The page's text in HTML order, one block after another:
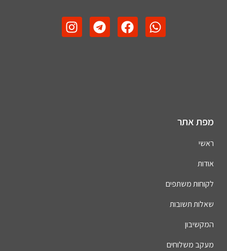
מפת אתר
ראשי
אודות
לקוחות משתפים
שאלות תשובות
המקשיבון
מעקב משלוחים